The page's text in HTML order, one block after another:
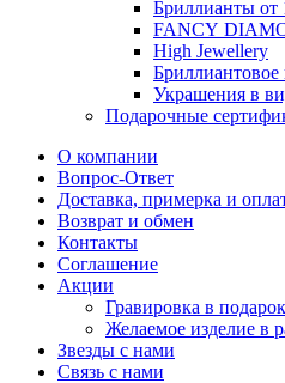
Бриллианты от
FANCY
High Jewellery
Украшения в
Подарочные
О компании
Вопрос-Ответ
Доставка, примерка и
Возврат и обмен
Контакты
Соглашение
Акции
Гравировка в подарок
Желаемое изделие в
Звезды с нами
Связь с нами